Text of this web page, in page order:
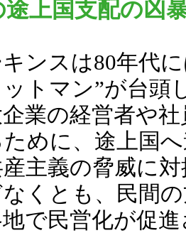
途上国支配の凶
ンスは80年代
トマン”が台頭
業の経営者や
めに、途上国
産主義の脅威に
くとも、民間
地で民営化が促